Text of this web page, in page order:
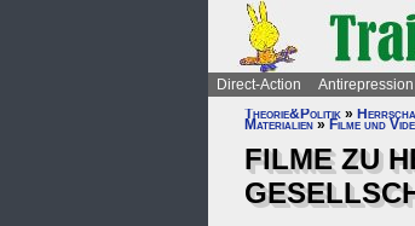
Direct-Action Antirepression
Theorie&Politik »
Materialien » Filme und
FILME ZU